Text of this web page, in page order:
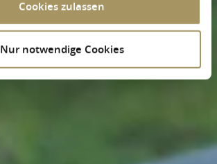
Cookies zulassen
Nur notwendige Cookies